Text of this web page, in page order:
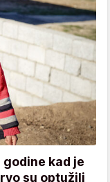
godine kad je
su optužili